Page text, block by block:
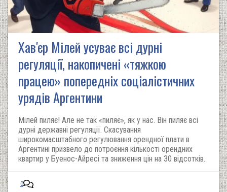
Хав'єр Мілей усуває всі дурні
регуляції, накопичені «тяжкою
працею» попередніх соціалістичних
урядів Аргентини
Мілей пиляє! Але не так «пиляє», як у нас. Він пиляє всі
дурні державні регуляції. Скасування
широкомасштабного регулювання орендної плати в
Аргентині призвело до потроєння кількості орендних
квартир у Буенос-Айресі та зниження цін на 30 відсотків.
0